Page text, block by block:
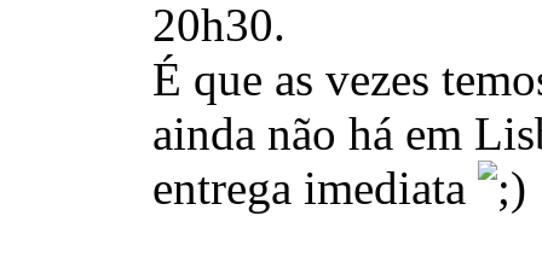
20h30.
É que as vezes
ainda não há em
entrega imediata